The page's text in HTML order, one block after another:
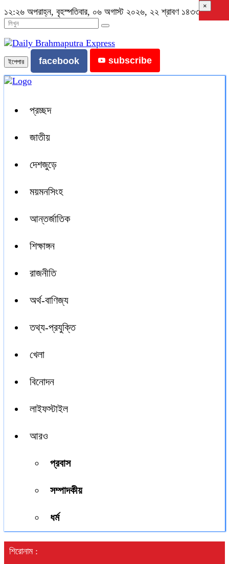
১২:২৬ অপরাহ্ন, বৃহস্পতিবার, ০৬ অগাস্ট ২০২৬, ২২ শ্রাবণ ১৪৩৩ বঙ্গাব্দ
ইপেপার facebook subscribe
প্রচ্ছদ
জাতীয়
দেশজুড়ে
ময়মনসিংহ
আন্তর্জাতিক
শিক্ষাঙ্গন
রাজনীতি
অর্থ-বাণিজ্য
তথ্য-প্রযুক্তি
খেলা
বিনোদন
লাইফস্টাইল
আরও
প্রবাস
সম্পাদকীয়
ধর্ম
শিরোনাম :
×